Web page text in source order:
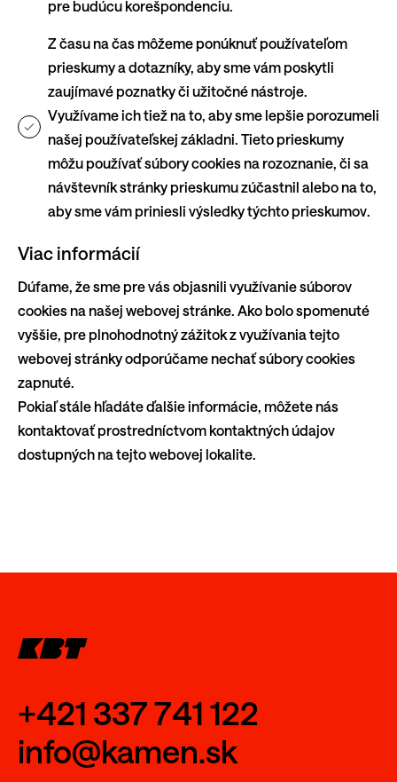
pre budúcu korešpondenciu.
Z času na čas môžeme ponúknuť používateľom
prieskumy a dotazníky, aby sme vám poskytli
zaujímavé poznatky či užitočné nástroje.
Využívame ich tiež na to, aby sme lepšie porozumeli
našej používateľskej základni. Tieto prieskumy
môžu používať súbory cookies na rozoznanie, či sa
návštevník stránky prieskumu zúčastnil alebo na to,
aby sme vám priniesli výsledky týchto prieskumov.
Viac informácií
Dúfame, že sme pre vás objasnili využívanie súborov
cookies na našej webovej stránke. Ako bolo spomenuté
vyššie, pre plnohodnotný zážitok z využívania tejto
webovej stránky odporúčame nechať súbory cookies
zapnuté.
Pokiaľ stále hľadáte ďalšie informácie, môžete nás
kontaktovať prostredníctvom kontaktných údajov
dostupných na tejto webovej lokalite.
+421 337 741 122
info@kamen.sk